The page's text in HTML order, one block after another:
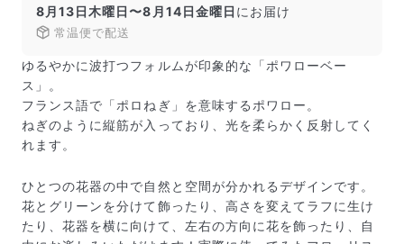
し、専用ボックスに丁寧に梱包してお届けしています。
きゅっとまとめられて一見窮屈そうに見えますが、輸送
8月13日木曜日〜8月14日金曜日 にお届け
常温便で配送
ゆるやかに波打つフォルムが印象的な「ポワローベー
ス」。
フランス語で「ポロねぎ」を意味するポワロー。
ねぎのように縦筋が入っており、光を柔らかく反射してく
れます。
ひとつの花器の中で自然と空間が分かれるデザインです。
花とグリーンを分けて飾ったり、高さを変えてラフに生け
たり、花器を横に向けて、左右の方向に花を飾ったり、自